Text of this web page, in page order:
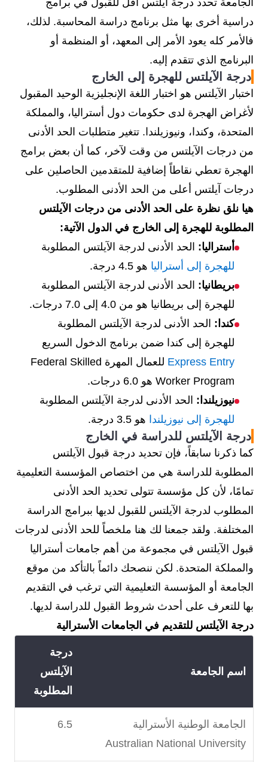
الجامعة تحدد درجة آيلتس أقل للقبول في برامج
دراسية أخرى بها مثل برنامج دراسة المحاسبة. لذلك،
فالأمر كله يعود الأمر إلى المعهد، أو المنظمة أو
البرنامج الذي تتقدم إليه.
درجة الآيلتس للهجرة إلى الخارج
اختبار الآيلتس هو اختبار اللغة الإنجليزية الوحيد المقبول
لأغراض الهجرة لدى حكومات دول أستراليا، والمملكة
المتحدة، وكندا، ونيوزيلندا. تتغير متطلبات الحد الأدنى
من درجات الآيلتس من وقت لآخر، كما أن بعض برامج
الهجرة تعطي نقاطاً إضافية للمتقدمين الحاصلين على
درجات آيلتس أعلى من الحد الأدنى المطلوب.
هيا نلق نظرة على الحد الأدنى من درجات الآيلتس
المطلوبة للهجرة إلى الخارج في الدول الآتية:
أستراليا: الحد الأدنى لدرجة الآيلتس المطلوبة
للهجرة إلى أستراليا هو 4.5 درجة.
بريطانيا: الحد الأدنى لدرجة الآيلتس المطلوبة
للهجرة إلى بريطانيا هو من 4.0 إلى 7.0 درجات.
كندا: الحد الأدنى لدرجة الآيلتس المطلوبة
للهجرة إلى كندا ضمن برنامج الدخول السريع
Express Entry
للعمال المهرة Federal Skilled
Worker Program هو 6.0 درجات.
نيوزيلندا: الحد الأدنى لدرجة الآيلتس المطلوبة
للهجرة إلى نيوزيلندا هو 3.5 درجة.
درجة الآيلتس للدراسة في الخارج
كما ذكرنا سابقاً، فإن تحديد درجة قبول الآيلتس
المطلوبة للدراسة هي من اختصاص المؤسسة التعليمية
تمامًا، لأن كل مؤسسة تتولى تحديد الحد الأدنى
المطلوب لدرجة الآيلتس للقبول لديها ببرامج الدراسة
المختلفة. ولقد جمعنا لك هنا ملخصاً للحد الأدنى لدرجات
قبول الآيلتس في مجموعة من أهم جامعات أستراليا
والمملكة المتحدة. لكن ننصحك دائماً بالتأكد من موقع
الجامعة أو المؤسسة التعليمية التي ترغب في التقديم
بها للتعرف على أحدث شروط القبول للدراسة لديها.
درجة الآيلتس للتقديم في الجامعات الأسترالية
اسم الجامعة
درجة
الآيلتس
المطلوبة
الجامعة الوطنية الأسترالية
Australian National University
6.5